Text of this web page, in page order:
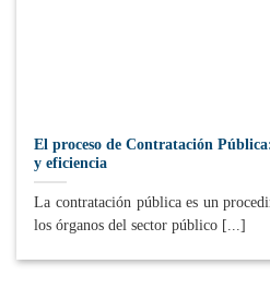
El proceso de Contratación
y eficiencia
La contratación pública es un
los órganos del sector público [...]